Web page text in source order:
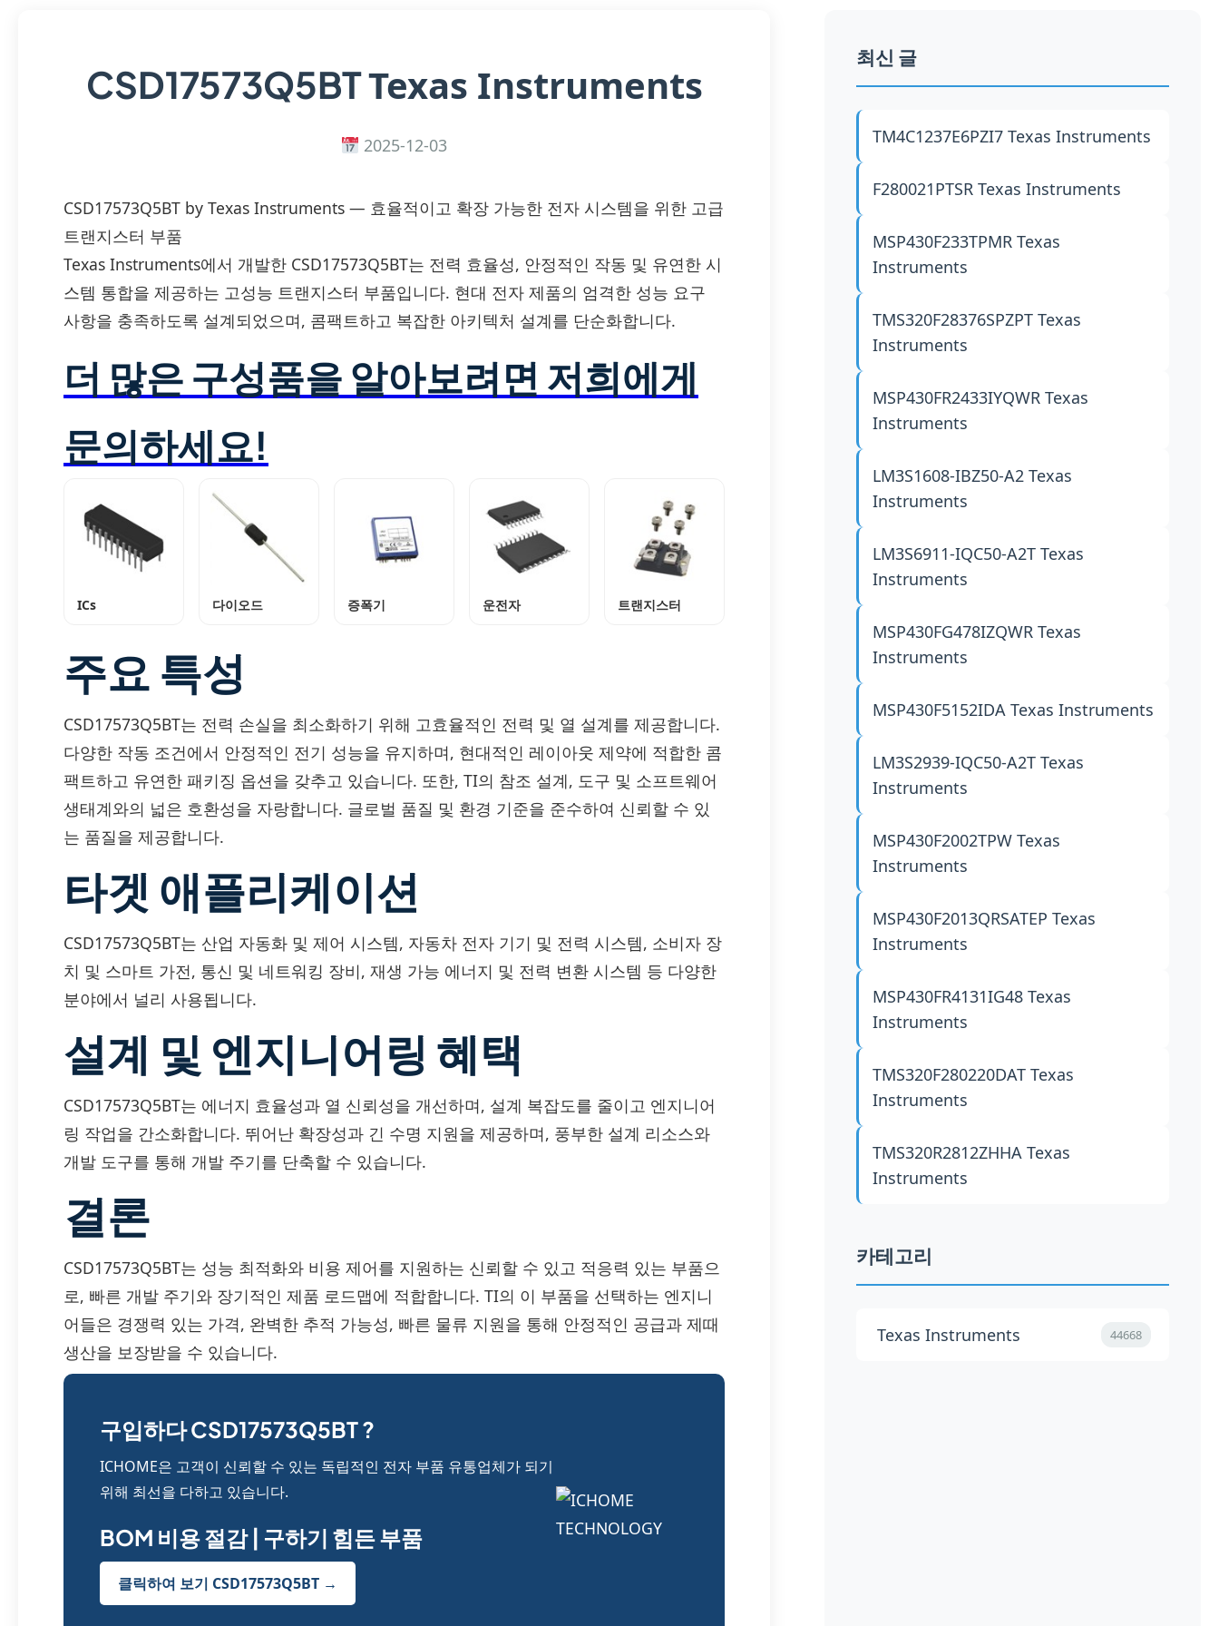
CSD17573Q5BTTexas Instruments
2025-12-03
CSD17573Q5BT by Texas Instruments — 효율적이고 확장 가능한 전자 시스템을 위한 고급
트랜지스터 부품
Texas Instruments에서 개발한 CSD17573Q5BT는 전력 효율성, 안정적인 작동 및 유연한 시
스템 통합을 제공하는 고성능 트랜지스터 부품입니다. 현대 전자 제품의 엄격한 성능 요구
사항을 충족하도록 설계되었으며, 콤팩트하고 복잡한 아키텍처 설계를 단순화합니다.
더 많은 구성품을 알아보려면 저희에게
문의하세요!
ICs 다이오드 증폭기 운전자 트랜지스터
주요 특성
CSD17573Q5BT는 전력 손실을 최소화하기 위해 고효율적인 전력 및 열 설계를 제공합니다.
다양한 작동 조건에서 안정적인 전기 성능을 유지하며, 현대적인 레이아웃 제약에 적합한 콤
팩트하고 유연한 패키징 옵션을 갖추고 있습니다. 또한, TI의 참조 설계, 도구 및 소프트웨어
생태계와의 넓은 호환성을 자랑합니다. 글로벌 품질 및 환경 기준을 준수하여 신뢰할 수 있
는 품질을 제공합니다.
타겟 애플리케이션
CSD17573Q5BT는 산업 자동화 및 제어 시스템, 자동차 전자 기기 및 전력 시스템, 소비자 장
치 및 스마트 가전, 통신 및 네트워킹 장비, 재생 가능 에너지 및 전력 변환 시스템 등 다양한
분야에서 널리 사용됩니다.
설계 및 엔지니어링 혜택
CSD17573Q5BT는 에너지 효율성과 열 신뢰성을 개선하며, 설계 복잡도를 줄이고 엔지니어
링 작업을 간소화합니다. 뛰어난 확장성과 긴 수명 지원을 제공하며, 풍부한 설계 리소스와
개발 도구를 통해 개발 주기를 단축할 수 있습니다.
결론
CSD17573Q5BT는 성능 최적화와 비용 제어를 지원하는 신뢰할 수 있고 적응력 있는 부품으
로, 빠른 개발 주기와 장기적인 제품 로드맵에 적합합니다. TI의 이 부품을 선택하는 엔지니
어들은 경쟁력 있는 가격, 완벽한 추적 가능성, 빠른 물류 지원을 통해 안정적인 공급과 제때
생산을 보장받을 수 있습니다.
구입하다 CSD17573Q5BT ?
ICHOME은 고객이 신뢰할 수 있는 독립적인 전자 부품 유통업체가 되기
위해 최선을 다하고 있습니다.
BOM 비용 절감 | 구하기 힘든 부품
클릭하여 보기 CSD17573Q5BT →
최신 글
TM4C1237E6PZI7Texas Instruments
F280021PTSRTexas Instruments
MSP430F233TPMRTexas
Instruments
TMS320F28376SPZPTTexas
Instruments
MSP430FR2433IYQWRTexas
Instruments
LM3S1608-IBZ50-A2Texas
Instruments
LM3S6911-IQC50-A2TTexas
Instruments
MSP430FG478IZQWRTexas
Instruments
MSP430F5152IDATexas Instruments
LM3S2939-IQC50-A2TTexas
Instruments
MSP430F2002TPWTexas
Instruments
MSP430F2013QRSATEPTexas
Instruments
MSP430FR4131IG48Texas
Instruments
TMS320F280220DATTexas
Instruments
TMS320R2812ZHHATexas
Instruments
카테고리
Texas Instruments 44668